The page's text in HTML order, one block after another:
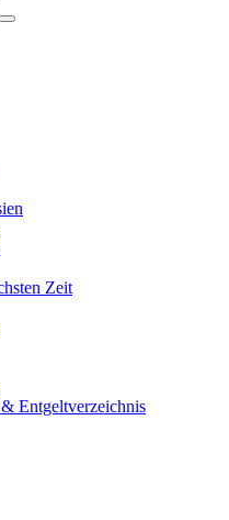
Zeit
Entgeltverzeichnis